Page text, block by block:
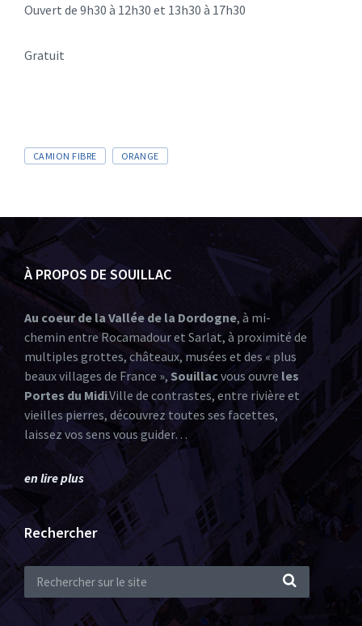
Ouvert de 9h30 à 12h30 et 13h30 à 17h30
Gratuit
CAMION FIBRE ORANGE
À PROPOS DE SOUILLAC
Au coeur de la Vallée de la Dordogne, à mi-
chemin entre Rocamadour et Sarlat, à proximité de
multiples grottes, châteaux, musées et des « plus
beaux villages de France », Souillacvous ouvre les
Portes du Midi.Ville de contrastes, entre rivière et
vieilles pierres, découvrez toutes ses facettes,
laissez vos sens vous guider…
en lire plus
Rechercher